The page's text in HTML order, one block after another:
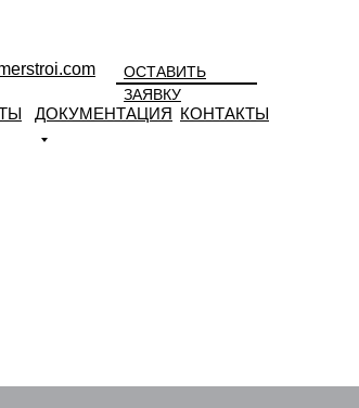
ДОКУМЕНТАЦИЯ КОНТАКТЫ
ОСТАВИТЬ
ЗАЯВКУ